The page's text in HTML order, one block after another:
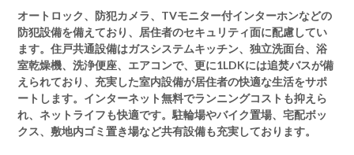
オートロック、防犯カメラ、TVモニター付インターホンなどの
防犯設備を備えており、居住者のセキュリティ面に配慮してい
ます。住戸共通設備はガスシステムキッチン、独立洗面台、浴
室乾燥機、洗浄便座、エアコンで、更に1LDKには追焚バスが備
えられており、充実した室内設備が居住者の快適な生活をサポ
ートします。インターネット無料でランニングコストも抑えら
れ、ネットライフも快適です。駐輪場やバイク置場、宅配ボッ
クス、敷地内ゴミ置き場など共有設備も充実しております。